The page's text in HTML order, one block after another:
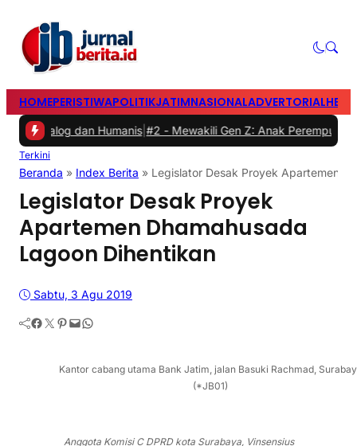
HOMEPERISTIWAPOLITIKJATIMNASIONALADVERTORIAL
dan Humanis|#2 -Mewakili Gen Z: Anak Perempuan Anugrah
Terkini
Beranda » Index Berita » Legislator Desak Proyek Apartemen
Legislator Desak Proyek
Apartemen Dhamahusada
Lagoon Dihentikan
Sabtu, 3 Agu 2019
Facebook Twitter Pinterest Mail WhatsApp
Kantor cabang utama Bank Jatim, jalan Basuki Rachmad,
(*JB01)
Anggota Komisi C DPRD kota Surabaya, Vinsensius